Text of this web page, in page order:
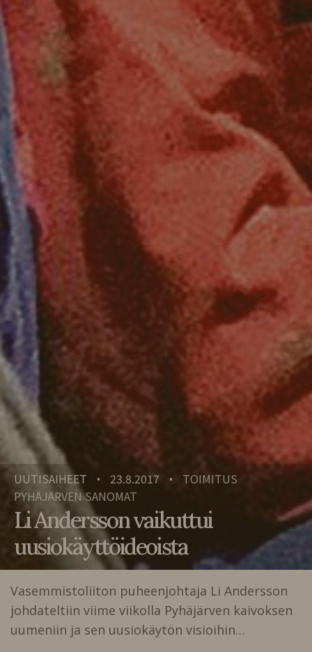
UUTISAIHEET • 23.8.2017 •
TOIMITUS
PYHÄJÄRVEN SANOMAT
Li Andersson vaikuttui
uusiokäyttöideoista
Vasemmistoliiton puheenjohtaja Li Andersson
johdateltiin viime viikolla Pyhäjärven kaivoksen
uumeniin ja sen uusiokäytön visioihin…